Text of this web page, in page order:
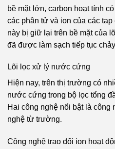
bề mặt lớn, carbon hoạt tính
các phân tử và ion của các
này bị giữ lại trên bề mặt của
đã được làm sạch tiếp tục
Lõi lọc xử lý nước cứng
Hiện nay, trên thị trường có
nước cứng trong bộ lọc tổng
Hai công nghệ nổi bật là công
nghệ từ trường.
Công nghệ trao đổi ion hoạt